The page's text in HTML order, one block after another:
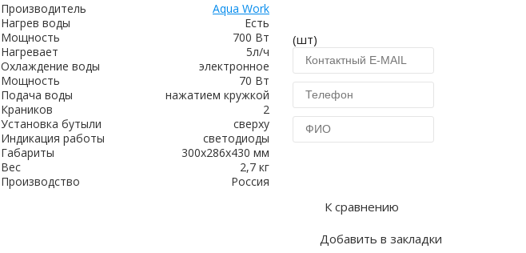
(шт)
К сравнению
Добавить в закладки
Производитель
Aqua Work
Нагрев воды
Есть
Мощность
700 Вт
Нагревает
5л/ч
Охлаждение воды
электронное
Мощность
70 Вт
Подача воды
нажатием кружкой
Краников
2
Установка бутыли
сверху
Индикация работы
светодиоды
Габариты
300х286х430 мм
Вес
2,7 кг
Производство
Россия